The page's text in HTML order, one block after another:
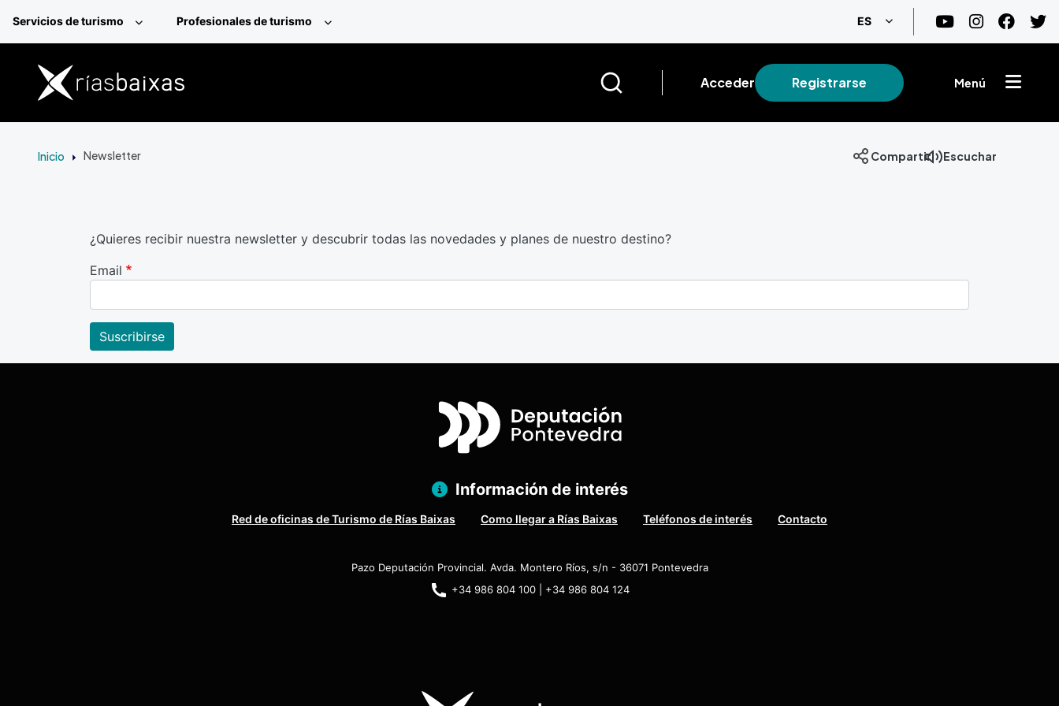
Servicios de turismo Profesionales de turismo ES Lista adicional de acciones
Acceder Registrarse Menú
Inicio Newsletter Compartir Escuchar
¿Quieres recibir nuestra newsletter y descubrir todas las novedades y planes de nuestro destino?
Email
Suscribirse
Información de interés
Red de oficinas de Turismo de Rías Baixas Como llegar a Rías Baixas Teléfonos de interés Contacto
Pazo Deputación Provincial. Avda. Montero Ríos, s/n - 36071 Pontevedra
+34 986 804 100 | +34 986 804 124